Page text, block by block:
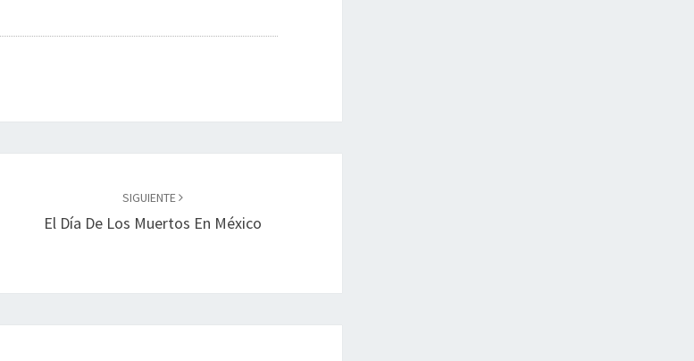
SIGUIENTE
El Día De Los Muertos En México